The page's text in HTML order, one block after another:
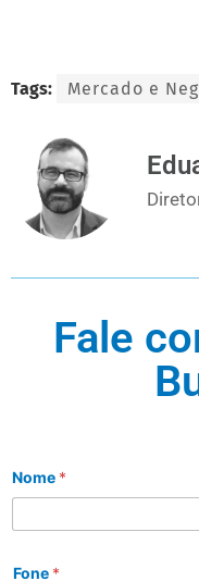
Tags: Mercado e
Fale
Nome *
Fone *